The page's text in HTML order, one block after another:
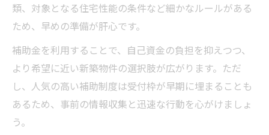
類、対象となる住宅性能の条件など細かなルールがある
ため、早めの準備が肝心です。
補助金を利用することで、自己資金の負担を抑えつつ、
より希望に近い新築物件の選択肢が広がります。ただ
し、人気の高い補助制度は受付枠が早期に埋まることも
あるため、事前の情報収集と迅速な行動を心がけましょ
う。